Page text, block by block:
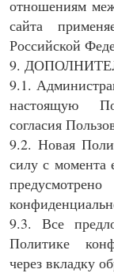
отношениям
сайта
Российской
9.
9.1.
настоящую
согласия
9.2. Новая
силу с момента
9.3. Все
Политике
через вкладку